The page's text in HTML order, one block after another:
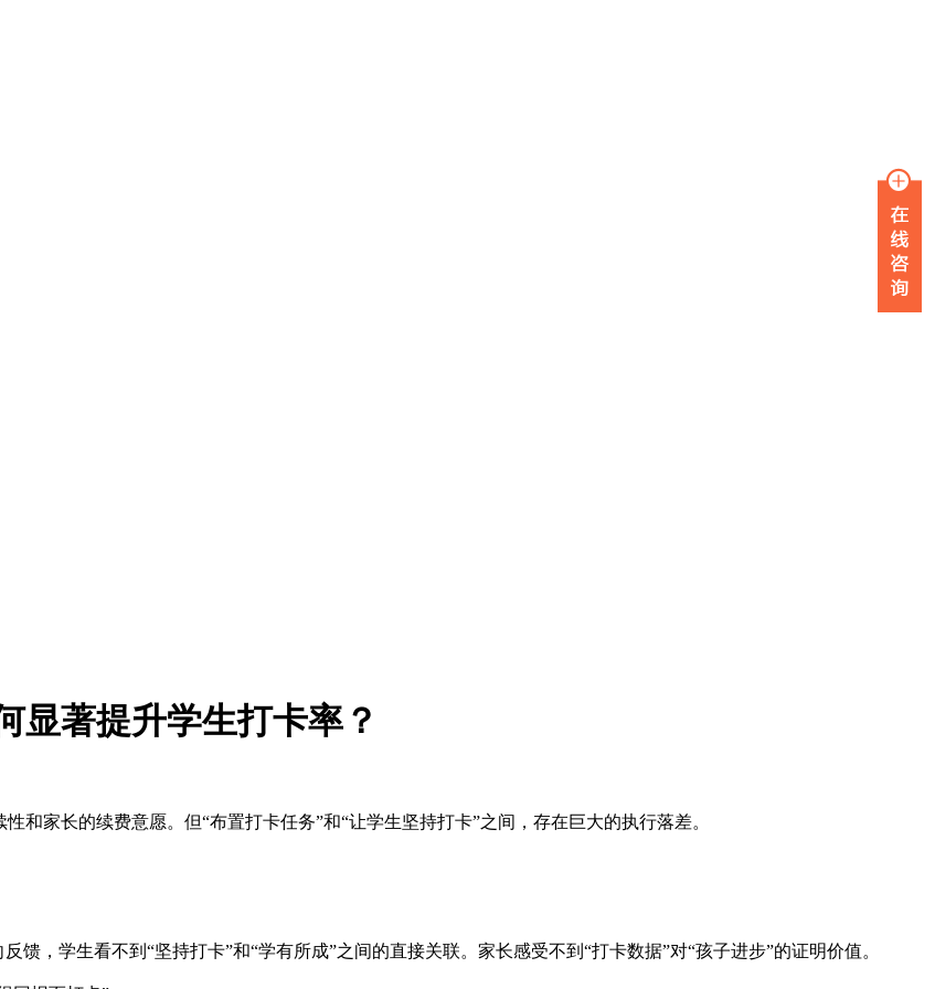
显著提升学生打卡率？
和家长的续费意愿。但“布置打卡任务”和“让学生坚持打卡”之间，存在巨大的执行落差。
，学生看不到“坚持打卡”和“学有所成”之间的直接关联。家长感受不到“打卡数据”对“孩子进步”的证明价值。